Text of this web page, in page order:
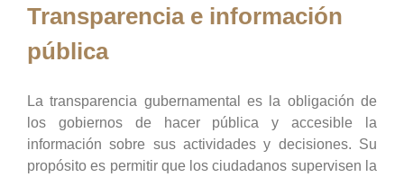
Transparencia e información
pública
La transparencia gubernamental es la obligación de
los gobiernos de hacer pública y accesible la
información sobre sus actividades y decisiones. Su
propósito es permitir que los ciudadanos supervisen la